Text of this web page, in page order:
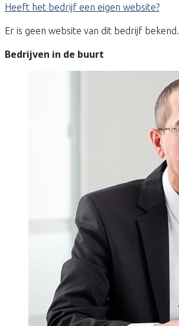
Heeft het bedrijf een eigen website?
Er is geen website van dit bedrijf bekend.
Bedrijven in de buurt